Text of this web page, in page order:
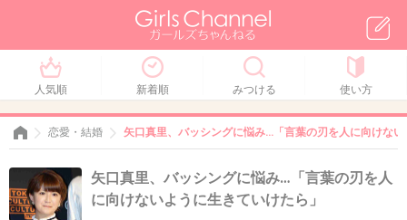
人気順 新着順 みつける 使い方
恋愛・結婚 矢口真里、バッシングに悩み…「言葉の刃を人に向けな
矢口真里、バッシングに悩み…「言葉の刃を人
に向けないように生きていけたら」